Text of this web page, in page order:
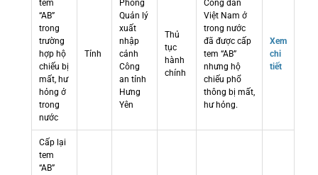
tem
“AB”
trong
trường
hợp hộ
chiếu bị
mất, hư
hỏng ở
trong
nước
Tỉnh
Phòng
Quản lý
xuất
nhập
cảnh
Công
an tỉnh
Hưng
Yên
Thủ
tục
hành
chính
Công dân
Việt Nam ở
trong nước
đã được cấp
tem “AB”
nhưng hộ
chiếu phổ
thông bị mất,
hư hỏng.
Xem
chi
tiết
Cấp lại
tem
“AB”